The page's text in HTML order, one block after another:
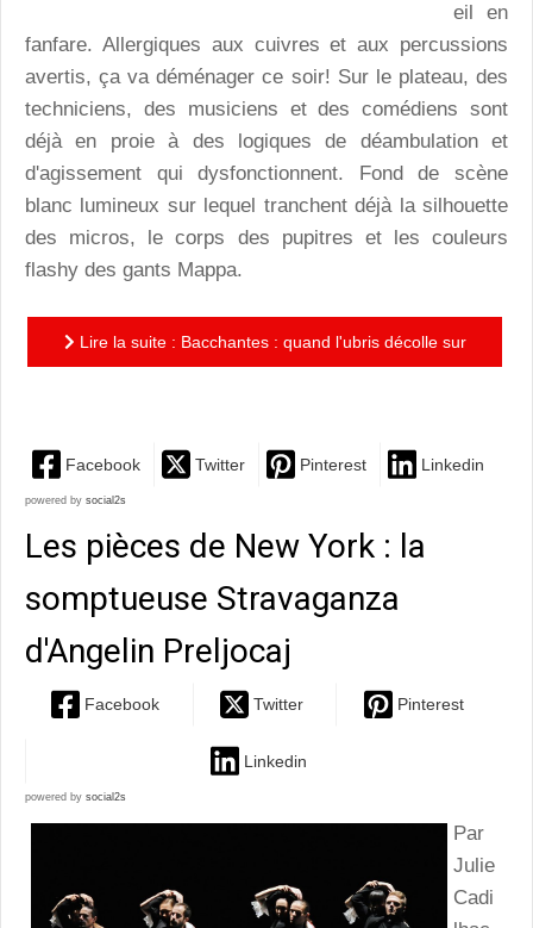
eil en
fanfare. Allergiques aux cuivres et aux percussions
avertis, ça va déménager ce soir! Sur le plateau, des
techniciens, des musiciens et des comédiens sont
déjà en proie à des logiques de déambulation et
d'agissement qui dysfonctionnent. Fond de scène
blanc lumineux sur lequel tranchent déjà la silhouette
des micros, le corps des pupitres et les couleurs
flashy des gants Mappa.
Lire la suite : Bacchantes : quand l'ubris décolle sur
Facebook Twitter Pinterest Linkedin
powered by social2s
Les pièces de New York : la
somptueuse Stravaganza
d'Angelin Preljocaj
Facebook Twitter Pinterest
Linkedin
powered by social2s
Par
Julie
Cadi